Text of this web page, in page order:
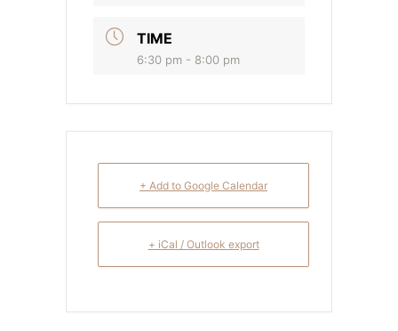
TIME
6:30 pm - 8:00 pm
+ Add to Google Calendar
+ iCal / Outlook export